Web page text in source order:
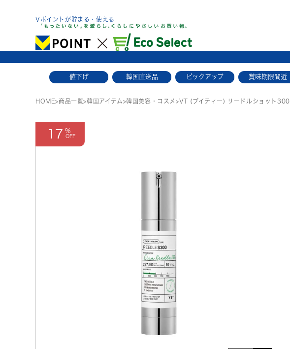
Vポイントが貯まる・使える
値下げ 韓国直送品 ピックアップ 賞味期限間近
HOME>商品一覧>韓国アイテム >韓国美容・コスメ>VT (ブイティー) リードルショット300
17